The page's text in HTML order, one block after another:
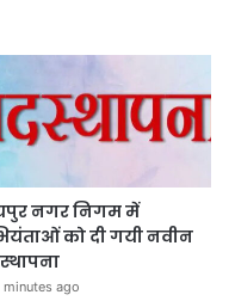
नगर निगम में
को दी गयी नवीन
minutes ago